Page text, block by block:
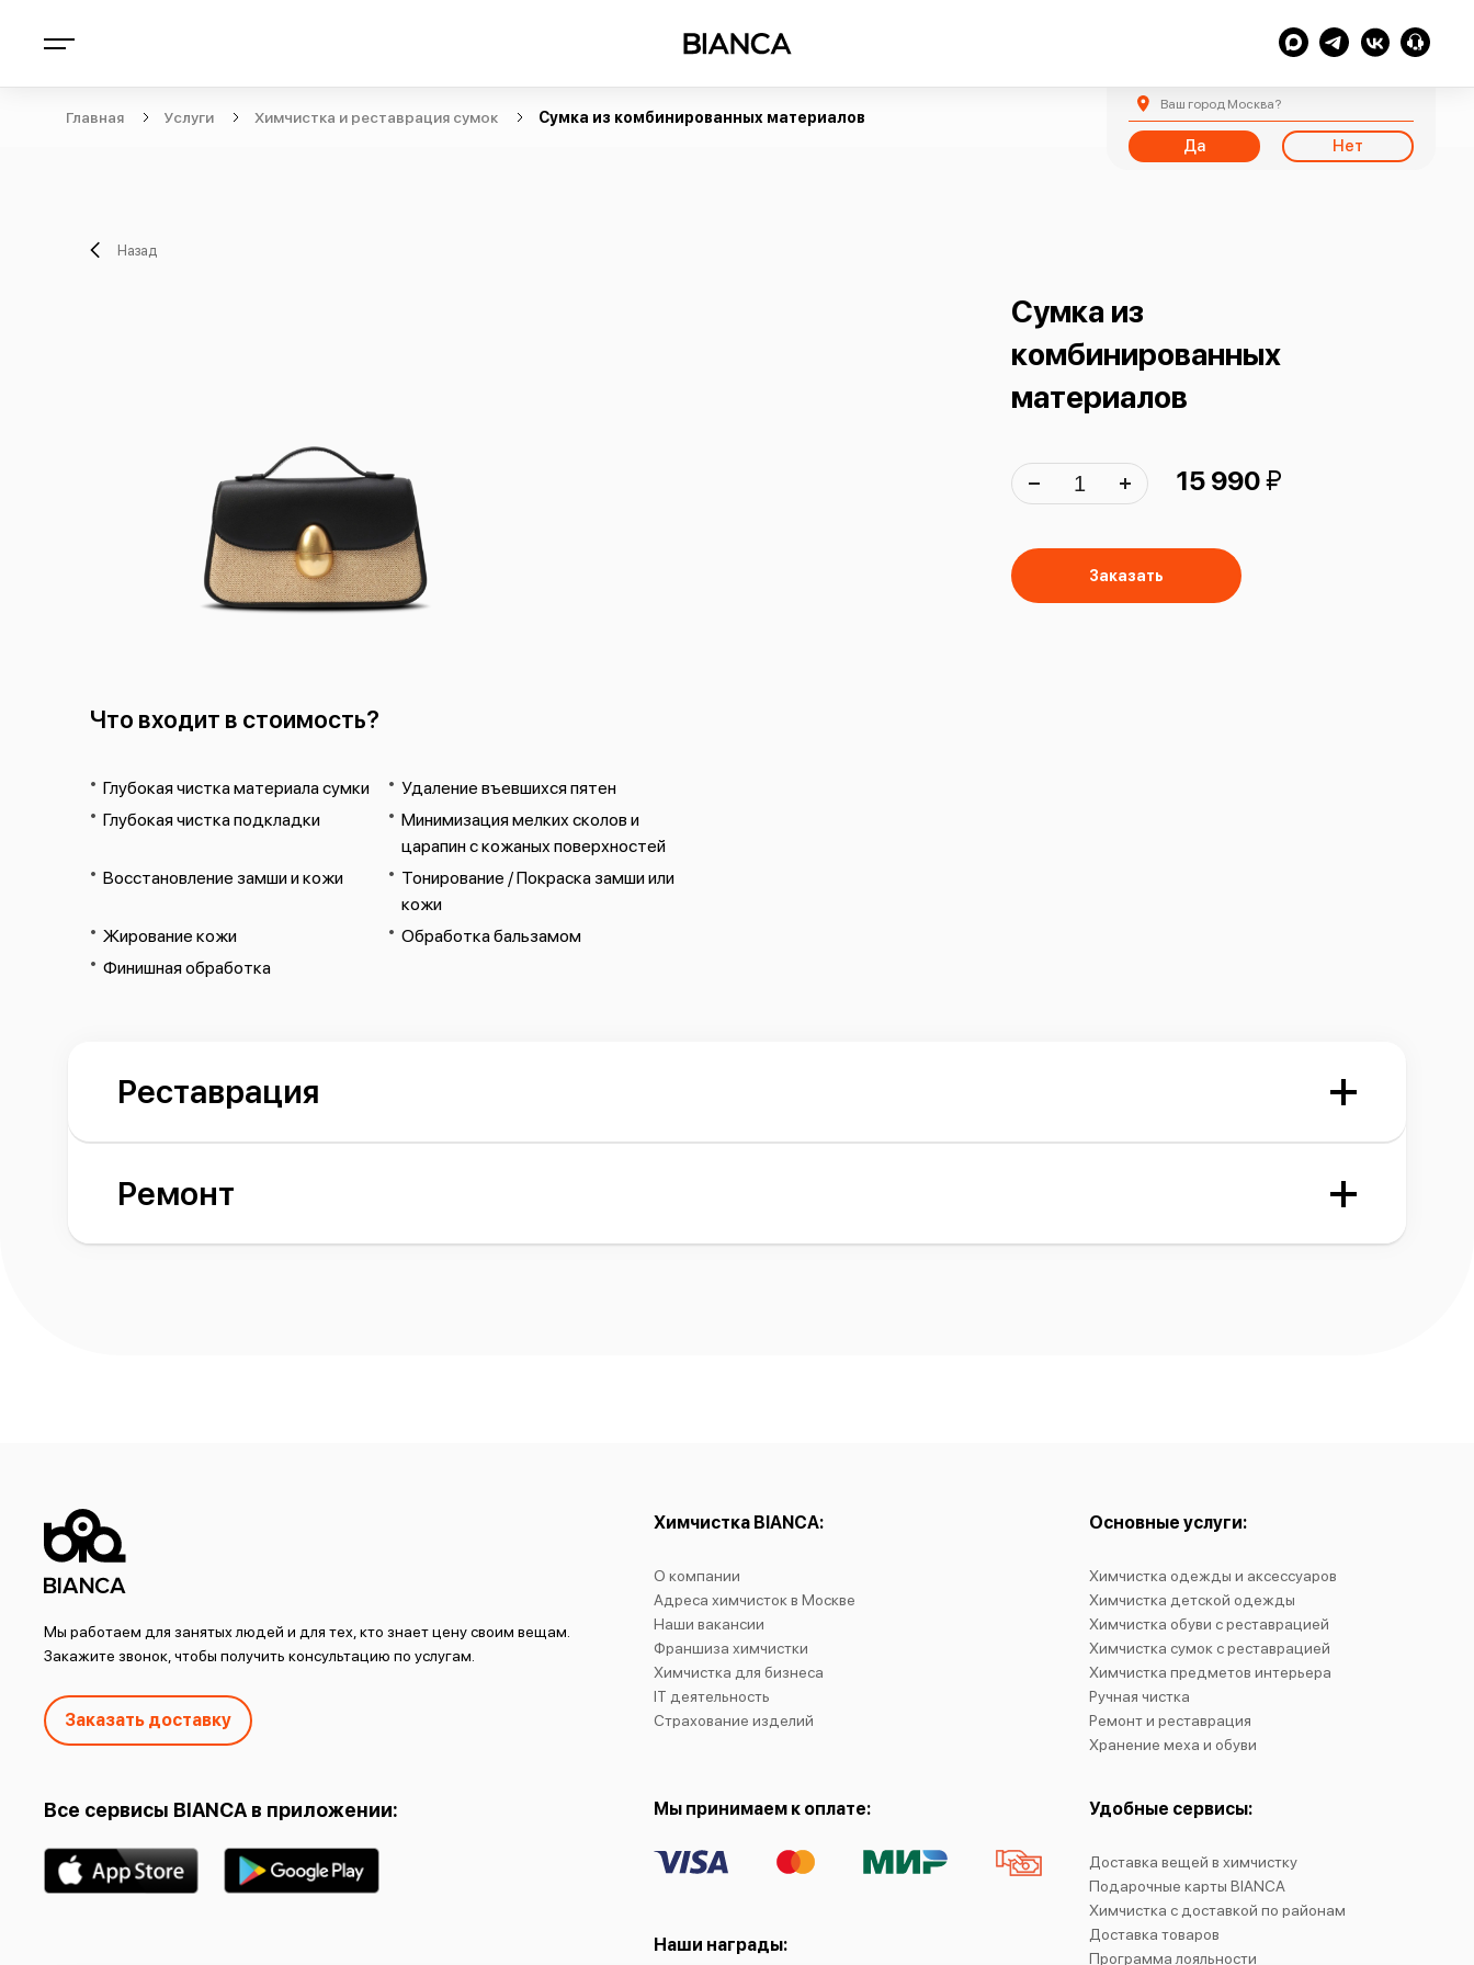
Ваш город Москва?
Да Нет
Главная Услуги Химчистка и реставрация сумок Сумка из комбинированных материалов
Назад
Сумка из
комбинированных
материалов
15 990й
Заказать
Что входит в стоимость?
Глубокая чистка материала сумки
Удаление въевшихся пятен
Глубокая чистка подкладки
Минимизация мелких сколов и
царапин с кожаных поверхностей
Восстановление замши и кожи
Тонирование / Покраска замши или
кожи
Жирование кожи
Обработка бальзамом
Финишная обработка
Реставрация
Ремонт
Мы работаем для занятых людей и для тех, кто знает цену своим вещам.
Закажите звонок, чтобы получить консультацию по услугам.
Заказать доставку
Химчистка BIANCA:
О компании
Адреса химчисток в Москве
Наши вакансии
Франшиза химчистки
Химчистка для бизнеса
IT деятельность
Страхование изделий
Основные услуги:
Химчистка одежды и аксессуаров
Химчистка детской одежды
Химчистка обуви с реставрацией
Химчистка сумок с реставрацией
Химчистка предметов интерьера
Ручная чистка
Ремонт и реставрация
Хранение меха и обуви
Все сервисы BIANCA в приложении: Мы принимаем к оплате:
Наши награды:
Удобные сервисы:
Доставка вещей в химчистку
Подарочные карты BIANCA
Химчистка с доставкой по районам
Доставка товаров
Программа лояльности